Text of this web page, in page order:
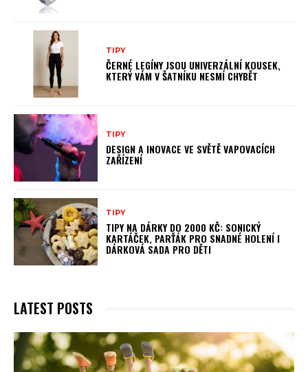
TIPY
ČERNÉ LEGÍNY JSOU UNIVERZÁLNÍ KOUSEK,
KTERÝ VÁM V ŠATNÍKU NESMÍ CHYBĚT
TIPY
DESIGN A INOVACE VE SVĚTĚ VAPOVACÍCH
ZAŘÍZENÍ
TIPY
TIPY NA DÁRKY DO 2000 KČ: SONICKÝ
KARTÁČEK, PARŤÁK PRO SNADNÉ HOLENÍ I
DÁRKOVÁ SADA PRO DĚTI
LATEST POSTS